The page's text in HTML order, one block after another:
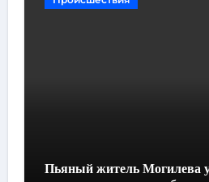
Пьяный житель Могилева